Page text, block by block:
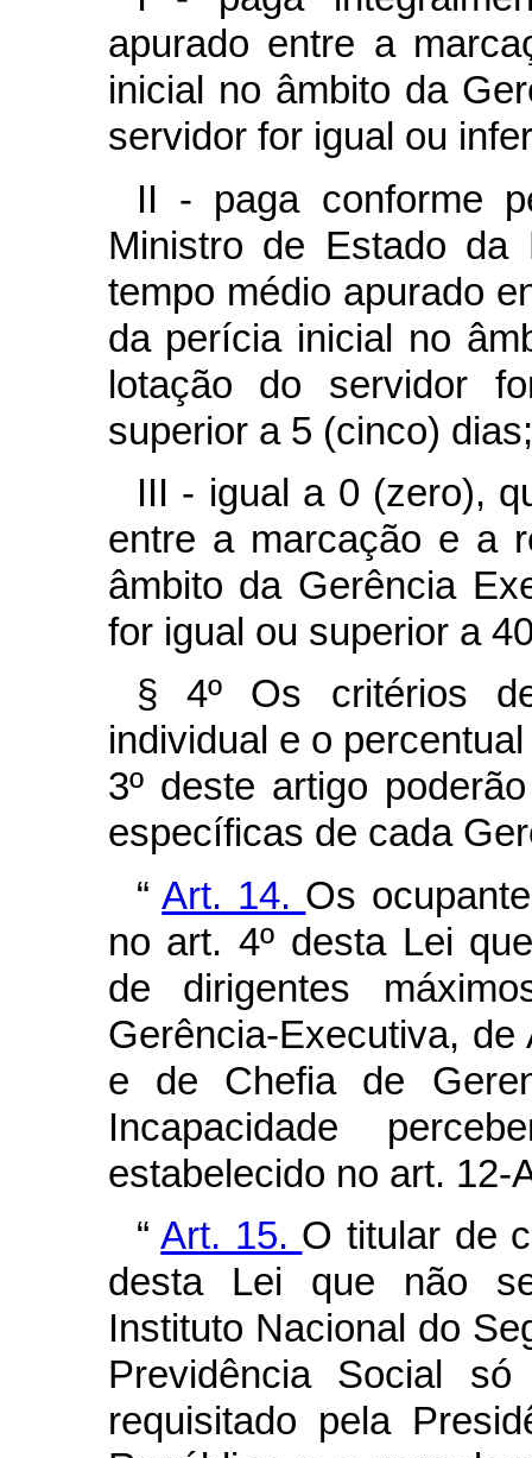
apurado entre a
inicial no âmbito da
servidor for igual ou
II - paga conforme
Ministro de Estado da
tempo médio apurado
da perícia inicial no
lotação do servidor
superior a 5 (cinco)
III - igual a 0 (zero),
entre a marcação e a
âmbito da Gerência
for igual ou superior a
§ 4º Os critérios
individual e o
3º deste artigo
específicas de cada
“Art. 14. Os
no art. 4º desta Lei
de dirigentes
Gerência-Executiva,
e de Chefia de
Incapacidade
estabelecido no art. 12-
“Art. 15. O titular de
desta Lei que não
Instituto Nacional do
Previdência Social
requisitado pela